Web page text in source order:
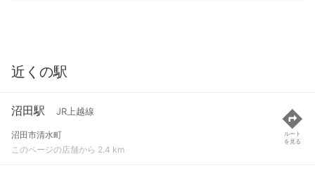
近くの駅
沼田駅 JR上越線
沼田市清水町
このページの店舗から 2.4 km
ルート
を見る